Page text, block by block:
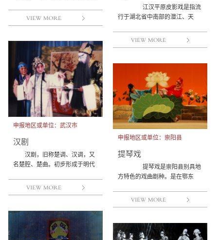
江汉平原皮影戏是指流
行于湖北省中南部的潜江、天
江陵、公安、京山等市县的...
申报地区或单位：武汉市
汉剧
汉剧，旧称楚调、汉调，又
名楚腔、楚曲。初步形成于明代
走向进一步成熟，至今已有...
申报地区或单位：崇阳县
提琴戏
提琴戏是崇阳县别具地
方特色的戏曲剧种。是在鄂东
山调与崇阳民间音乐结合的...